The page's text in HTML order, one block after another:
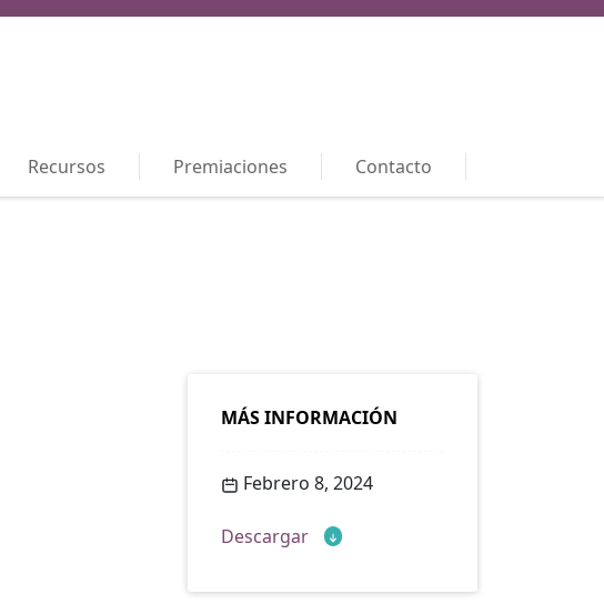
Recursos Premiaciones Contacto
MÁS INFORMACIÓN
Febrero 8, 2024
Descargar